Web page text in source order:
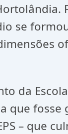
se
da
que
– que